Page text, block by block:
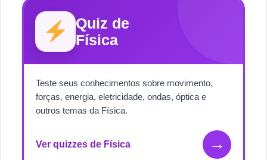
Quiz de
Física
Teste seus conhecimentos sobre movimento,
forças, energia, eletricidade, ondas, óptica e
outros temas da Física.
Ver quizzes de Física →